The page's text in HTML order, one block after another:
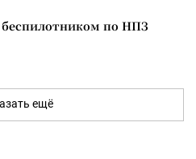
беспилотником по НПЗ
ещё